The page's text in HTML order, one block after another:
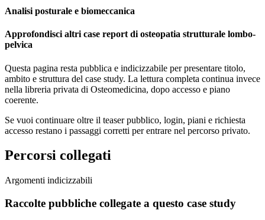
Analisi posturale e biomeccanica
Approfondisci altri case report di osteopatia strutturale lombo-
pelvica
Questa pagina resta pubblica e indicizzabile per presentare titolo,
ambito e struttura del case study. La lettura completa continua invece
nella libreria privata di Osteomedicina, dopo accesso e piano
coerente.
Se vuoi continuare oltre il teaser pubblico, login, piani e richiesta
accesso restano i passaggi corretti per entrare nel percorso privato.
Percorsi collegati
Argomenti indicizzabili
Raccolte pubbliche collegate a questo case study